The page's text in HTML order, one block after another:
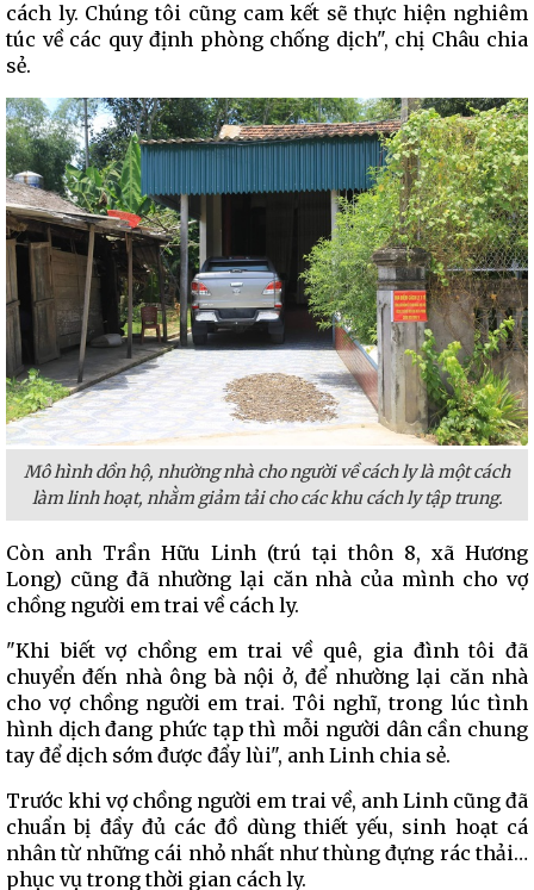
cách ly. Chúng tôi cũng cam kết sẽ thực hiện nghiêm
túc về các quy định phòng chống dịch", chị Châu chia
sẻ.
Mô hình dồn hộ, nhường nhà cho người về cách ly là một cách
làm linh hoạt, nhằm giảm tải cho các khu cách ly tập trung.
Còn anh Trần Hữu Linh (trú tại thôn 8, xã Hương
Long) cũng đã nhường lại căn nhà của mình cho vợ
chồng người em trai về cách ly.
"Khi biết vợ chồng em trai về quê, gia đình tôi đã
chuyển đến nhà ông bà nội ở, để nhường lại căn nhà
cho vợ chồng người em trai. Tôi nghĩ, trong lúc tình
hình dịch đang phức tạp thì mỗi người dân cần chung
tay để dịch sớm được đẩy lùi", anh Linh chia sẻ.
Trước khi vợ chồng người em trai về, anh Linh cũng đã
chuẩn bị đầy đủ các đồ dùng thiết yếu, sinh hoạt cá
nhân từ những cái nhỏ nhất như thùng đựng rác thải…
phục vụ trong thời gian cách ly.